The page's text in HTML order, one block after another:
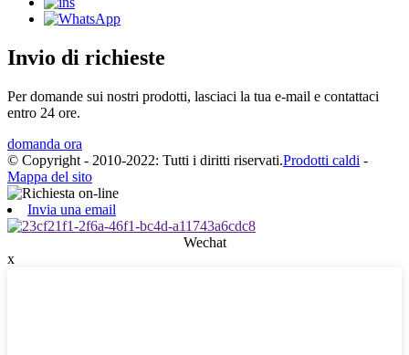
Invio di richieste
Per domande sui nostri prodotti, lasciaci la tua e-mail e contattaci
entro 24 ore.
domanda ora
© Copyright - 2010-2022: Tutti i diritti riservati.Prodotti caldi -
Mappa del sito
Invia una email
Wechat
x